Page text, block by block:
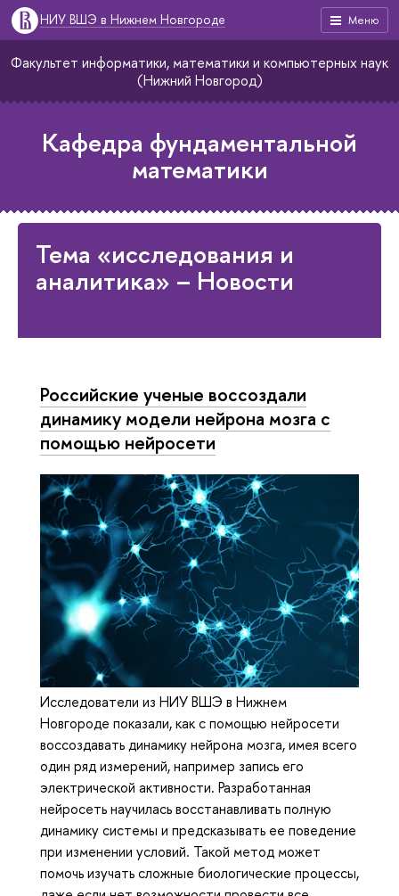
Меню
НИУ ВШЭ в Нижнем Новгороде
Факультет информатики, математики и компьютерных наук
(Нижний Новгород)
Кафедра фундаментальной
математики
Тема «исследования и
аналитика» – Новости
Российские ученые воссоздали
динамику модели нейрона мозга с
помощью нейросети
Исследователи из НИУ ВШЭ в Нижнем
Новгороде показали, как с помощью нейросети
воссоздавать динамику нейрона мозга, имея всего
один ряд измерений, например запись его
электрической активности. Разработанная
нейросеть научилась восстанавливать полную
динамику системы и предсказывать ее поведение
при изменении условий. Такой метод может
помочь изучать сложные биологические процессы,